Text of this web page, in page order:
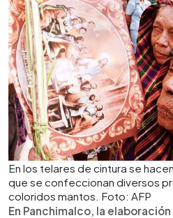
En los telares de cintura se
que se confeccionan diversos
coloridos mantos. Foto: AFP
En Panchimalco, la